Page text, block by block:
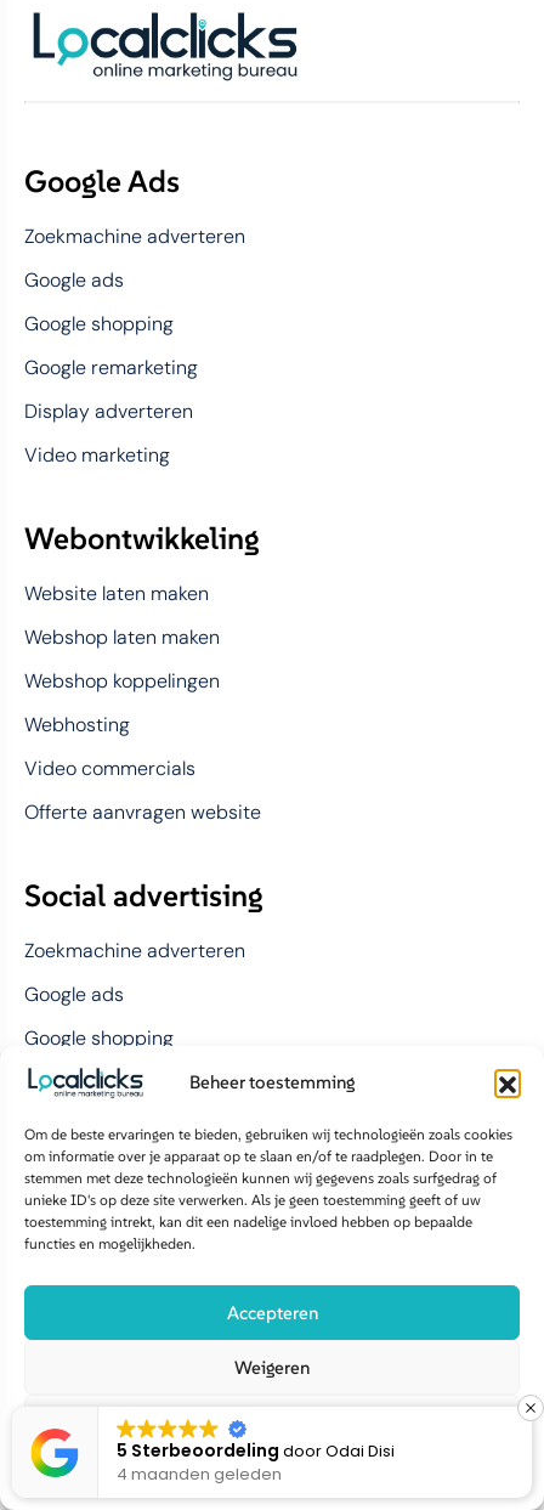
Beheer toestemming
Om de beste ervaringen te bieden, gebruiken wij technologieën zoals cookies
om informatie over je apparaat op te slaan en/of te raadplegen. Door in te
stemmen met deze technologieën kunnen wij gegevens zoals surfgedrag of
unieke ID's op deze site verwerken. Als je geen toestemming geeft of uw
toestemming intrekt, kan dit een nadelige invloed hebben op bepaalde
functies en mogelijkheden.
Accepteren
Weigeren
Bekijk voorkeuren
CookiebeleidDisclaimer privacy policy
Google Ads
Zoekmachine adverteren
Google ads
Google shopping
Google remarketing
Display adverteren
Video marketing
Webontwikkeling
Website laten maken
Webshop laten maken
Webshop koppelingen
Webhosting
Video commercials
Offerte aanvragen website
Social advertising
Zoekmachine adverteren
Google ads
Google shopping
Google remarketing
Display adverteren
Video marketing
Social Media Grow
Social media adverteren
YouTube adverteren
Facebook adverteren
5 Sterbeoordeling doorLinda Linda
4 maanden geleden